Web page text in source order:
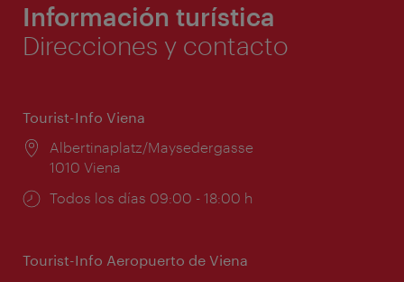
Información turística
Direcciones y contacto
Tourist-Info Viena
Lugar:
Albertinaplatz/Maysedergasse
1010 Viena
Horarios
Todos los días 09:00 - 18:00 h
Tourist-Info Aeropuerto de Viena